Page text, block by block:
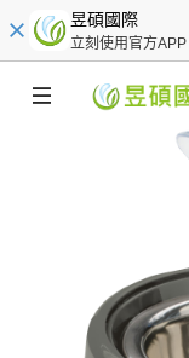
昱碩國際
立刻使用官方APP